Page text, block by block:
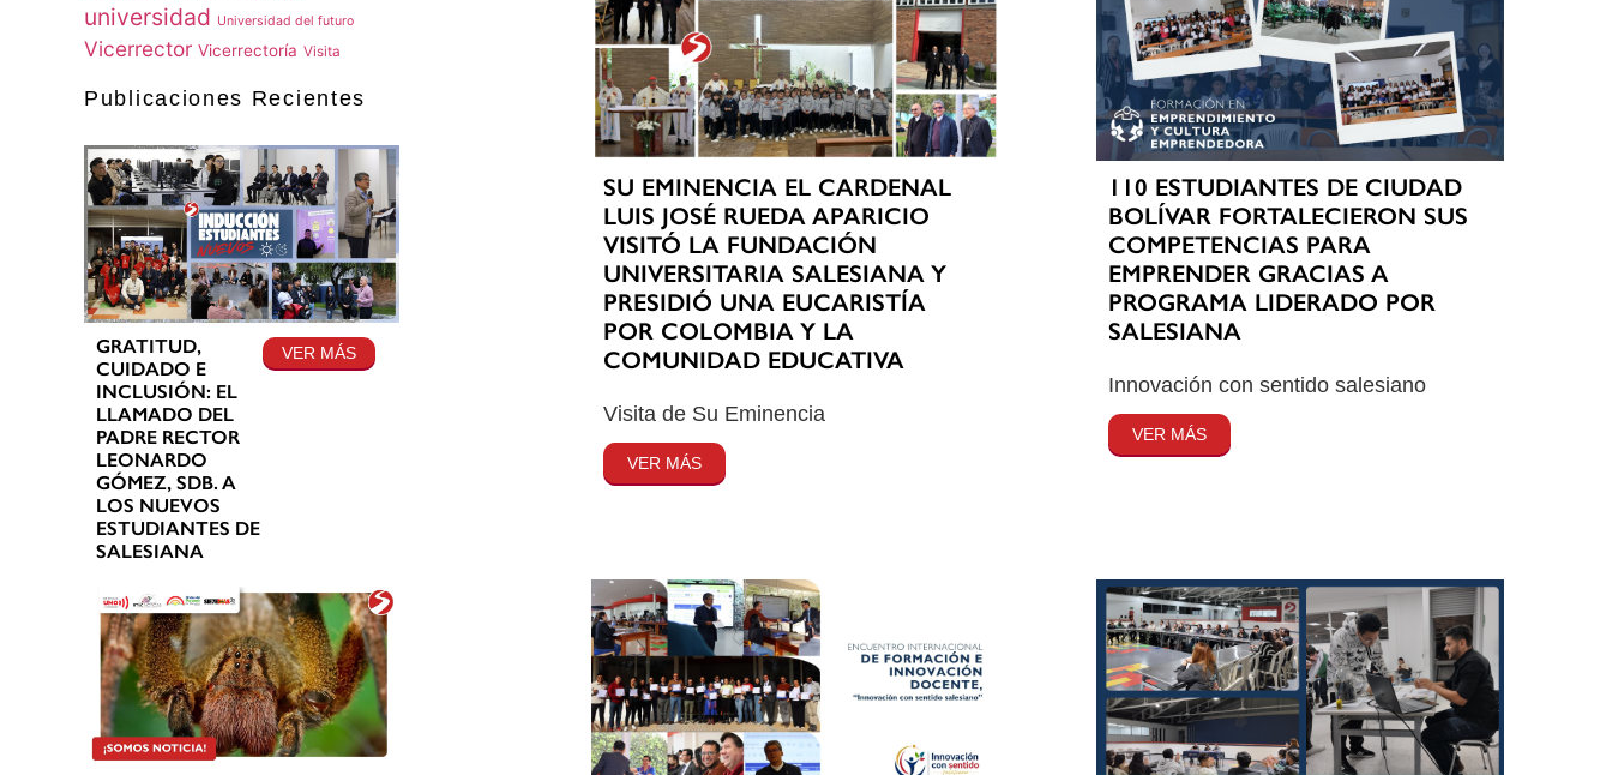
universidad Universidad del futuro
Vicerrector Vicerrectoría Visita
Publicaciones Recientes
GRATITUD,
CUIDADO E
INCLUSIÓN: EL
LLAMADO DEL
PADRE RECTOR
LEONARDO
GÓMEZ, SDB. A
LOS NUEVOS
ESTUDIANTES DE
SALESIANA
VER MÁS
SU EMINENCIA EL CARDENAL
LUIS JOSÉ RUEDA APARICIO
VISITÓ LA FUNDACIÓN
UNIVERSITARIA SALESIANA Y
PRESIDIÓ UNA EUCARISTÍA
POR COLOMBIA Y LA
COMUNIDAD EDUCATIVA
Visita de Su Eminencia
VER MÁS
110 ESTUDIANTES DE CIUDAD
BOLÍVAR FORTALECIERON SUS
COMPETENCIAS PARA
EMPRENDER GRACIAS A
PROGRAMA LIDERADO POR
SALESIANA
Innovación con sentido salesiano
VER MÁS